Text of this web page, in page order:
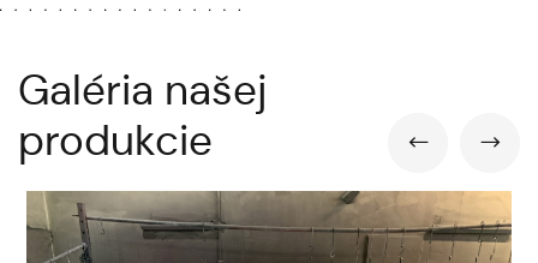
Galéria našej
produkcie